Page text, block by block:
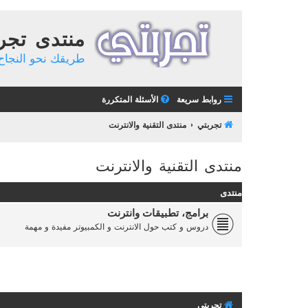
منتدى
طريقك نحو النجاح
روابط سريعة الأسئلة المتكررة
تجربتي منتدى التقنية والانترنت
منتدى التقنية والانترنت
منتدى
برامج، تطبيقات وانترنت
دروس و كتب حول الانترنت و الكمبيوتر مفيدة و مهمة
تجربتي